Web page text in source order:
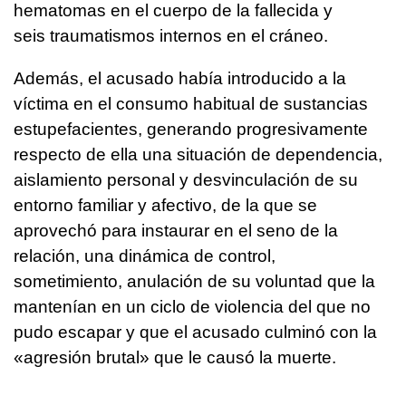
hematomas en el cuerpo de la fallecida y
seis traumatismos internos en el cráneo.
Además, el acusado había introducido a la
víctima en el consumo habitual de sustancias
estupefacientes, generando progresivamente
respecto de ella una situación de dependencia,
aislamiento personal y desvinculación de su
entorno familiar y afectivo, de la que se
aprovechó para instaurar en el seno de la
relación, una dinámica de control,
sometimiento, anulación de su voluntad que la
mantenían en un ciclo de violencia del que no
pudo escapar y que el acusado culminó con la
«agresión brutal» que le causó la muerte.